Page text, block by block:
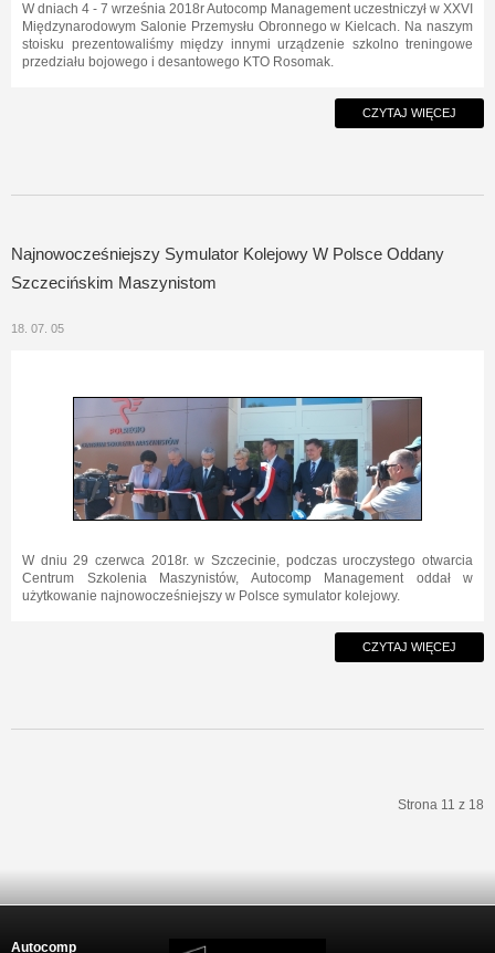
W dniach 4 - 7 września 2018r Autocomp Management uczestniczył w XXVI
Międzynarodowym Salonie Przemysłu Obronnego w Kielcach. Na naszym
stoisku prezentowaliśmy między innymi urządzenie szkolno treningowe
przedziału bojowego i desantowego KTO Rosomak.
CZYTAJ WIĘCEJ
Najnowocześniejszy Symulator Kolejowy W Polsce Oddany
Szczecińskim Maszynistom
18. 07. 05
W dniu 29 czerwca 2018r. w Szczecinie, podczas uroczystego otwarcia
Centrum Szkolenia Maszynistów, Autocomp Management oddał w
użytkowanie najnowocześniejszy w Polsce symulator kolejowy.
CZYTAJ WIĘCEJ
Strona 11 z 18
Autocomp